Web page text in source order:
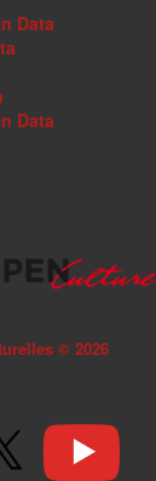
Data
Data
© 2026